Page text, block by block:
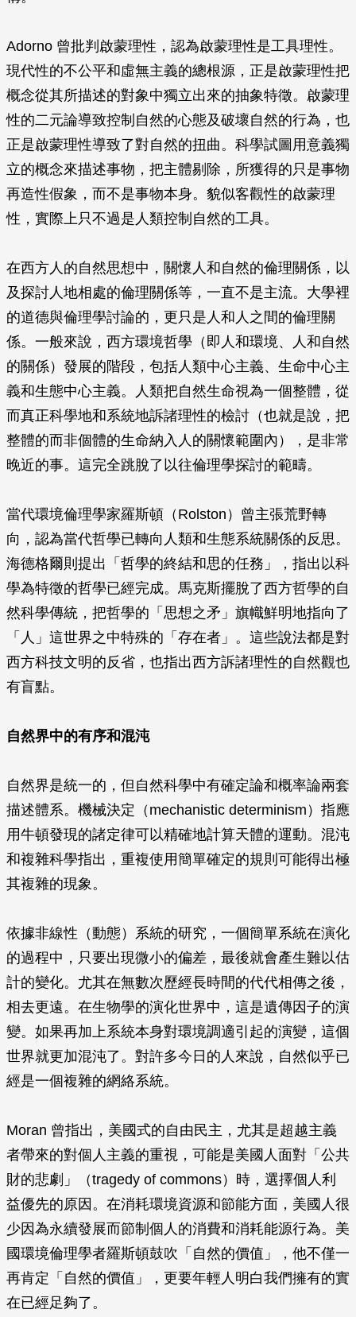
Adorno 曾批判啟蒙理性，認為啟蒙理性是工具理性。
現代性的不公平和虛無主義的總根源，正是啟蒙理性把
概念從其所描述的對象中獨立出來的抽象特徵。啟蒙理
性的二元論導致控制自然的心態及破壞自然的行為，也
正是啟蒙理性導致了對自然的扭曲。科學試圖用意義獨
立的概念來描述事物，把主體剔除，所獲得的只是事物
再造性假象，而不是事物本身。貌似客觀性的啟蒙理
性，實際上只不過是人類控制自然的工具。
在西方人的自然思想中，關懷人和自然的倫理關係，以
及探討人地相處的倫理關係等，一直不是主流。大學裡
的道德與倫理學討論的，更只是人和人之間的倫理關
係。一般來說，西方環境哲學（即人和環境、人和自然
的關係）發展的階段，包括人類中心主義、生命中心主
義和生態中心主義。人類把自然生命視為一個整體，從
而真正科學地和系統地訴諸理性的檢討（也就是說，把
整體的而非個體的生命納入人的關懷範圍內），是非常
晚近的事。這完全跳脫了以往倫理學探討的範疇。
當代環境倫理學家羅斯頓（Rolston）曾主張荒野轉
向，認為當代哲學已轉向人類和生態系統關係的反思。
海德格爾則提出「哲學的終結和思的任務」，指出以科
學為特徵的哲學已經完成。馬克斯擺脫了西方哲學的自
然科學傳統，把哲學的「思想之矛」旗幟鮮明地指向了
「人」這世界之中特殊的「存在者」。這些說法都是對
西方科技文明的反省，也指出西方訴諸理性的自然觀也
有盲點。
自然界中的有序和混沌
自然界是統一的，但自然科學中有確定論和概率論兩套
描述體系。機械決定（mechanistic determinism）指應
用牛頓發現的諸定律可以精確地計算天體的運動。混沌
和複雜科學指出，重複使用簡單確定的規則可能得出極
其複雜的現象。
依據非線性（動態）系統的研究，一個簡單系統在演化
的過程中，只要出現微小的偏差，最後就會產生難以估
計的變化。尤其在無數次歷經長時間的代代相傳之後，
相去更遠。在生物學的演化世界中，這是遺傳因子的演
變。如果再加上系統本身對環境調適引起的演變，這個
世界就更加混沌了。對許多今日的人來說，自然似乎已
經是一個複雜的網絡系統。
Moran 曾指出，美國式的自由民主，尤其是超越主義
者帶來的對個人主義的重視，可能是美國人面對「公共
財的悲劇」（tragedy of commons）時，選擇個人利
益優先的原因。在消耗環境資源和節能方面，美國人很
少因為永續發展而節制個人的消費和消耗能源行為。美
國環境倫理學者羅斯頓鼓吹「自然的價值」，他不僅一
再肯定「自然的價值」，更要年輕人明白我們擁有的實
在已經足夠了。